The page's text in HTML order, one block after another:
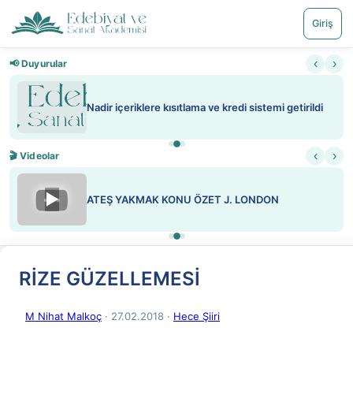
Giriş
📢 Duyurular ‹ ›
Nadir içeriklere kısıtlama ve kredi sistemi getirildi
🎬 Videolar ‹ ›
▶ ATEŞ YAKMAK KONU ÖZET J. LONDON
RİZE GÜZELLEMESİ
M Nihat Malkoç · 27.02.2018 · Hece Şiiri